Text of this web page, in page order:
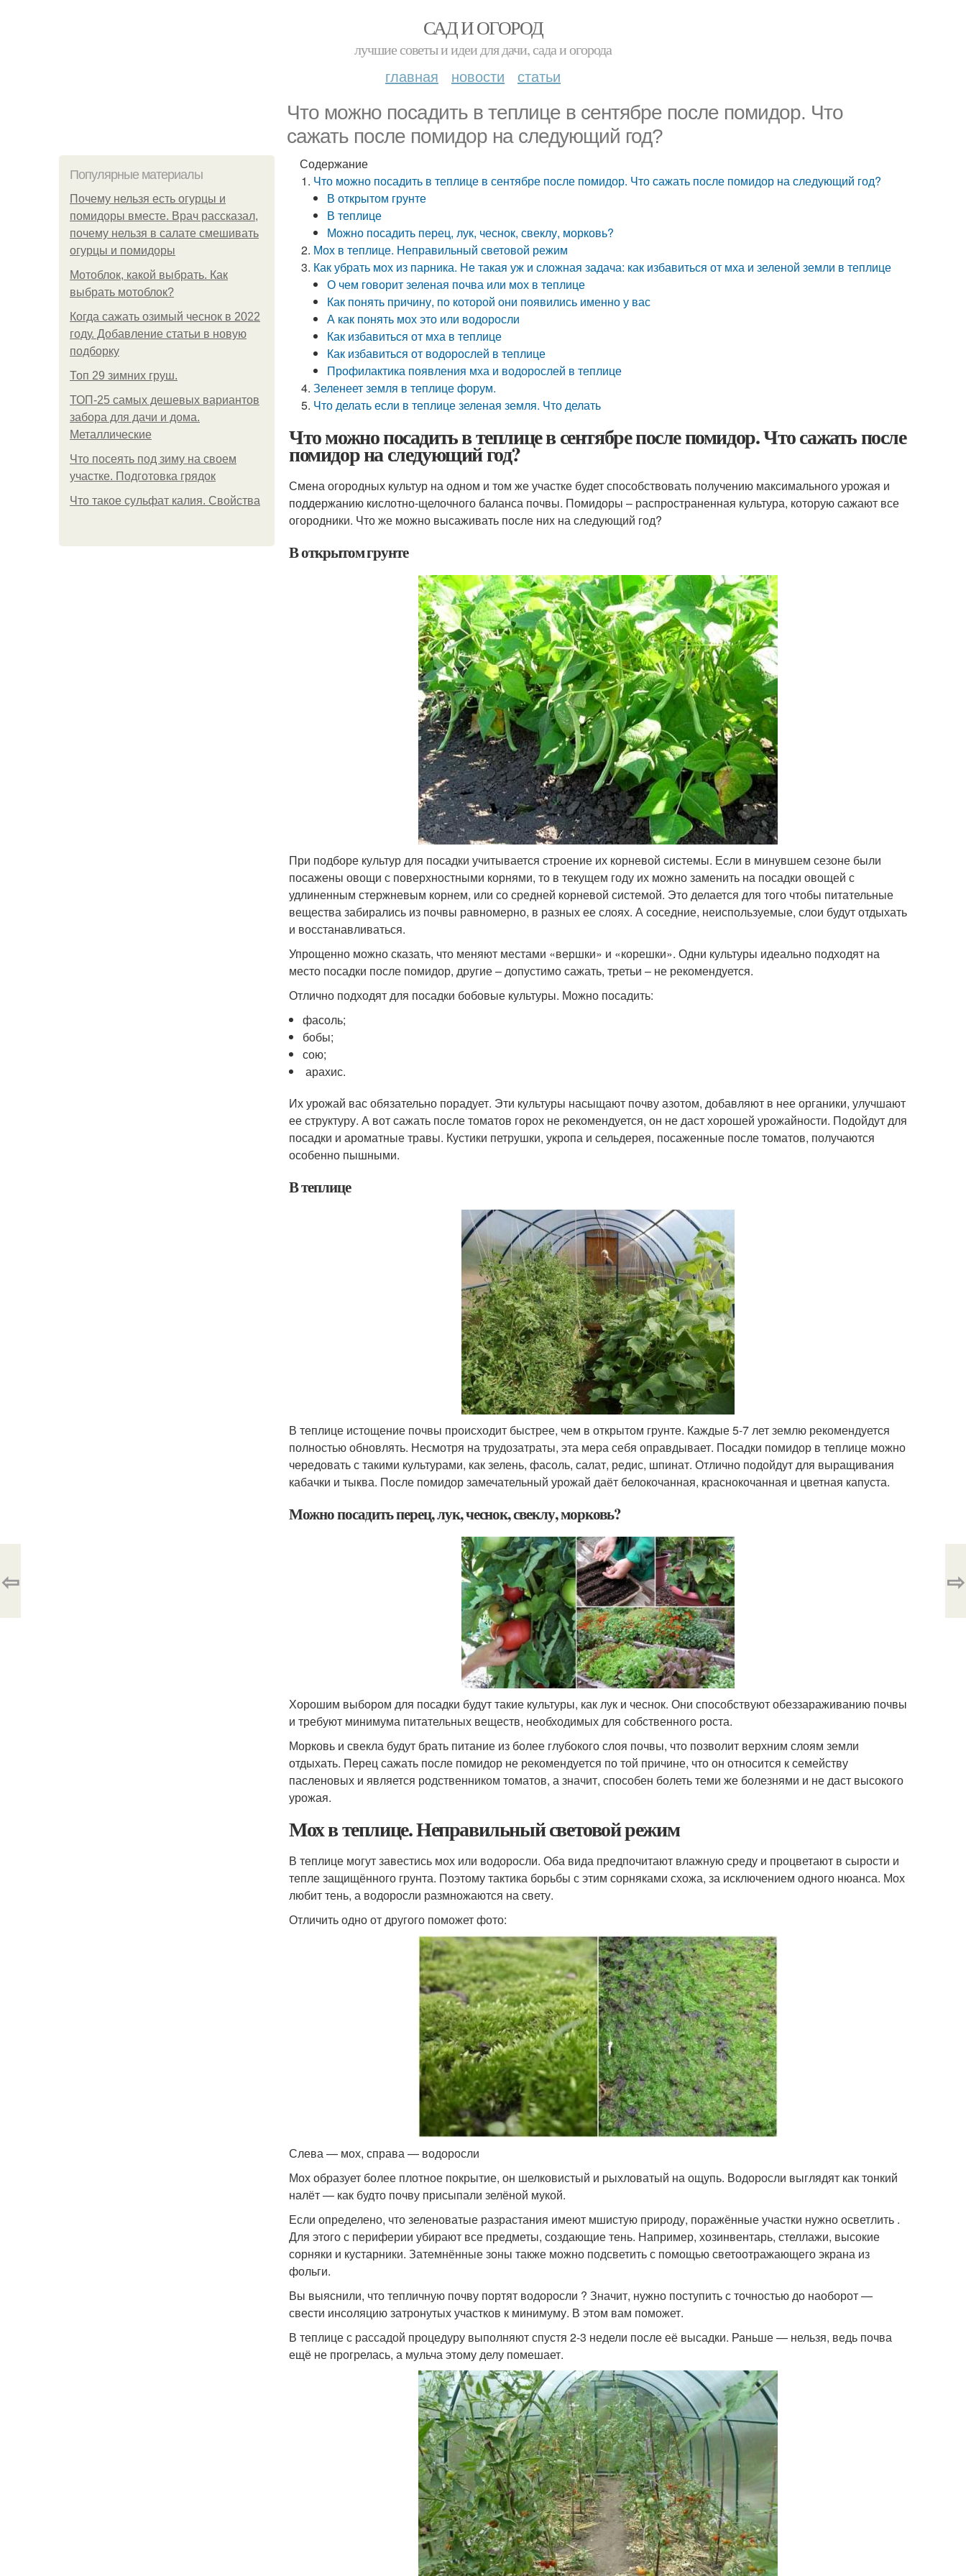
САД И ОГОРОД
лучшие советы и идеи для дачи, сада и огорода
главная новости статьи
Что можно посадить в теплице в сентябре после помидор. Что
сажать после помидор на следующий год?
Популярные материалы
Почему нельзя есть огурцы и
помидоры вместе. Врач рассказал,
почему нельзя в салате смешивать
огурцы и помидоры
Мотоблок, какой выбрать. Как
выбрать мотоблок?
Когда сажать озимый чеснок в 2022
году. Добавление статьи в новую
подборку
Топ 29 зимних груш.
ТОП-25 самых дешевых вариантов
забора для дачи и дома.
Металлические
Что посеять под зиму на своем
участке. Подготовка грядок
Что такое сульфат калия. Свойства
Содержание
Что можно посадить в теплице в сентябре после помидор. Что сажать после помидор на следующий год?
В открытом грунте
В теплице
Можно посадить перец, лук, чеснок, свеклу, морковь?
Мох в теплице. Неправильный световой режим
Как убрать мох из парника. Не такая уж и сложная задача: как избавиться от мха и зеленой земли в теплице
О чем говорит зеленая почва или мох в теплице
Как понять причину, по которой они появились именно у вас
А как понять мох это или водоросли
Как избавиться от мха в теплице
Как избавиться от водорослей в теплице
Профилактика появления мха и водорослей в теплице
Зеленеет земля в теплице форум.
Что делать если в теплице зеленая земля. Что делать
Что можно посадить в теплице в сентябре после помидор. Что сажать после
помидор на следующий год?
Смена огородных культур на одном и том же участке будет способствовать получению максимального урожая и
поддержанию кислотно-щелочного баланса почвы. Помидоры – распространенная культура, которую сажают все
огородники. Что же можно высаживать после них на следующий год?
В открытом грунте
При подборе культур для посадки учитывается строение их корневой системы. Если в минувшем сезоне были
посажены овощи с поверхностными корнями, то в текущем году их можно заменить на посадки овощей с
удлиненным стержневым корнем, или со средней корневой системой. Это делается для того чтобы питательные
вещества забирались из почвы равномерно, в разных ее слоях. А соседние, неиспользуемые, слои будут отдыхать
и восстанавливаться.
Упрощенно можно сказать, что меняют местами «вершки» и «корешки». Одни культуры идеально подходят на
место посадки после помидор, другие – допустимо сажать, третьи – не рекомендуется.
Отлично подходят для посадки бобовые культуры. Можно посадить:
фасоль;
бобы;
сою;
арахис.
Их урожай вас обязательно порадует. Эти культуры насыщают почву азотом, добавляют в нее органики, улучшают
ее структуру. А вот сажать после томатов горох не рекомендуется, он не даст хорошей урожайности. Подойдут для
посадки и ароматные травы. Кустики петрушки, укропа и сельдерея, посаженные после томатов, получаются
особенно пышными.
В теплице
В теплице истощение почвы происходит быстрее, чем в открытом грунте. Каждые 5-7 лет землю рекомендуется
полностью обновлять. Несмотря на трудозатраты, эта мера себя оправдывает. Посадки помидор в теплице можно
чередовать с такими культурами, как зелень, фасоль, салат, редис, шпинат. Отлично подойдут для выращивания
кабачки и тыква. После помидор замечательный урожай даёт белокочанная, краснокочанная и цветная капуста.
Можно посадить перец, лук, чеснок, свеклу, морковь?
Хорошим выбором для посадки будут такие культуры, как лук и чеснок. Они способствуют обеззараживанию почвы
и требуют минимума питательных веществ, необходимых для собственного роста.
Морковь и свекла будут брать питание из более глубокого слоя почвы, что позволит верхним слоям земли
отдыхать. Перец сажать после помидор не рекомендуется по той причине, что он относится к семейству
пасленовых и является родственником томатов, а значит, способен болеть теми же болезнями и не даст высокого
урожая.
Мох в теплице. Неправильный световой режим
В теплице могут завестись мох или водоросли. Оба вида предпочитают влажную среду и процветают в сырости и
тепле защищённого грунта. Поэтому тактика борьбы с этим сорняками схожа, за исключением одного нюанса. Мох
любит тень, а водоросли размножаются на свету.
Отличить одно от другого поможет фото:
Слева — мох, справа — водоросли
Мох образует более плотное покрытие, он шелковистый и рыхловатый на ощупь. Водоросли выглядят как тонкий
налёт — как будто почву присыпали зелёной мукой.
Если определено, что зеленоватые разрастания имеют мшистую природу, поражённые участки нужно осветлить .
Для этого с периферии убирают все предметы, создающие тень. Например, хозинвентарь, стеллажи, высокие
сорняки и кустарники. Затемнённые зоны также можно подсветить с помощью светоотражающего экрана из
фольги.
Вы выяснили, что тепличную почву портят водоросли ? Значит, нужно поступить с точностью до наоборот —
свести инсоляцию затронутых участков к минимуму. В этом вам поможет.
В теплице с рассадой процедуру выполняют спустя 2-3 недели после её высадки. Раньше — нельзя, ведь почва
ещё не прогрелась, а мульча этому делу помешает.
⇦ ⇨